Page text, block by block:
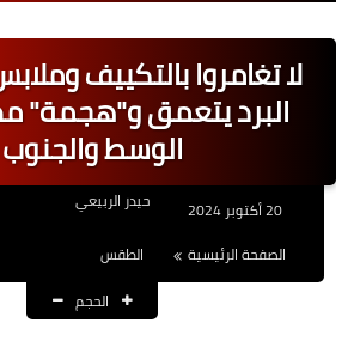
اخبار
اخبار
نتائج
الرواتب
لا تغامروا بالتكييف
البرد يتعمق و"هجمة"
الوسط والجنوب
20 أكتوبر 2024
حيدر الربيعي
الصفحة الرئيسية
الطقس
الحجم